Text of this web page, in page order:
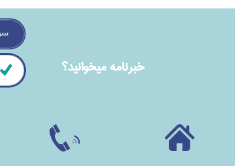
خبرنامه ميخوانيد؟